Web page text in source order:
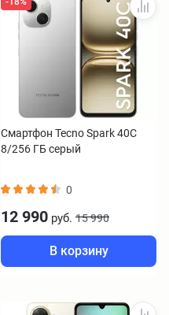
Смартфон Tecno Spark 40C
8/256 ГБ серый
0
12 990 руб. 15 990
В корзину